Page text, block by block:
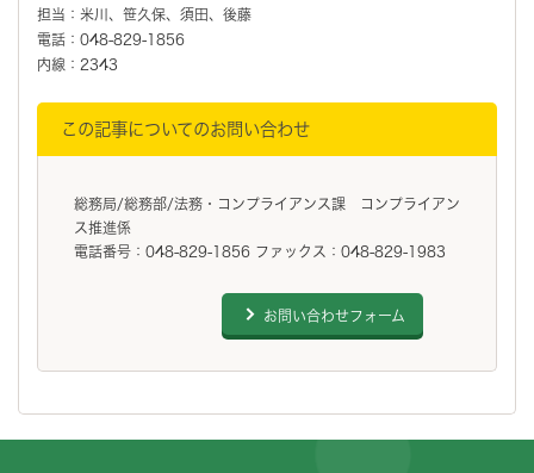
担当：米川、笹久保、須田、後藤
電話：048-829-1856
内線：2343
この記事についてのお問い合わせ
総務局/総務部/法務・コンプライアンス課 コンプライアン
ス推進係
電話番号：048-829-1856 ファックス：048-829-1983
お問い合わせフォーム